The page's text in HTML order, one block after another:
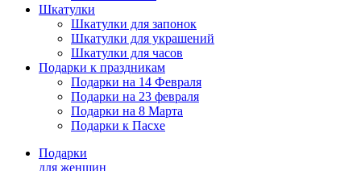
Шкатулки
Шкатулки для запонок
Шкатулки для украшений
Шкатулки для часов
Подарки к праздникам
Подарки на 14 Февраля
Подарки на 23 февраля
Подарки на 8 Марта
Подарки к Пасхе
Подарки
для женщин